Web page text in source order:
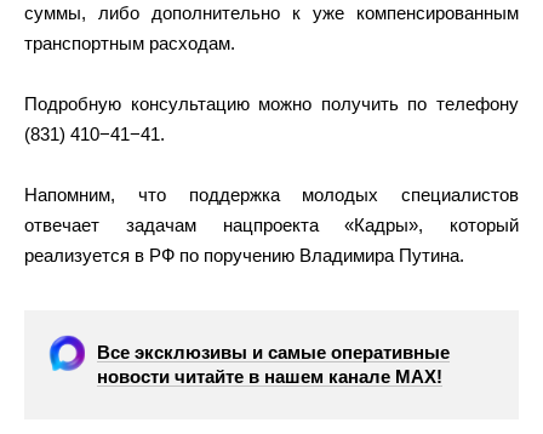
суммы, либо дополнительно к уже компенсированным
транспортным расходам.
Подробную консультацию можно получить по телефону
(831) 410−41−41.
Напомним, что поддержка молодых специалистов
отвечает задачам нацпроекта «Кадры», который
реализуется в РФ по поручению Владимира Путина.
Все эксклюзивы и самые оперативные
новости читайте в нашем канале МАХ!